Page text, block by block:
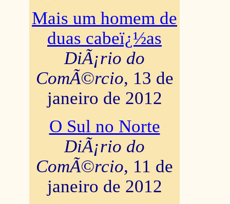
Mais um homem de
duas cabeï¿½as
DiÃ¡rio do
ComÃ©rcio, 13 de
janeiro de 2012
O Sul no Norte
DiÃ¡rio do
ComÃ©rcio, 11 de
janeiro de 2012